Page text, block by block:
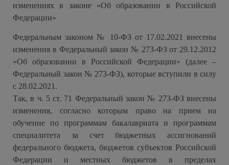
изменениях в законе «Об образовании в Российской
Федерации»
Федеральным законом № 10-ФЗ от 17.02.2021 внесены
изменения в Федеральный закон № 273-ФЗ от 29.12.2012
«Об образовании в Российской Федерации» (далее –
Федеральный закон № 273-ФЗ), которые вступили в силу
с 28.02.2021.
Так, в ч. 5 ст. 71 Федеральный закон № 273-ФЗ внесены
изменения, согласно которым право на прием на
обучение по программам бакалавриата и программам
специалитета за счет бюджетных ассигнований
федерального бюджета, бюджетов субъектов Российской
Федерации и местных бюджетов в пределах